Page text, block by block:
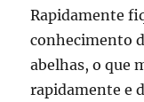
Rapidamente
conhecimento
abelhas, o que
rapidamente e